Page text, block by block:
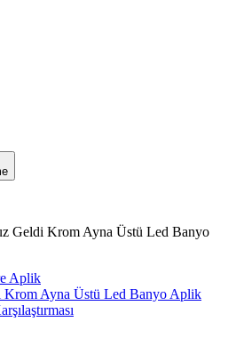
Geldi Krom Ayna Üstü Led Banyo
Aplik
Ayna Üstü Led Banyo Aplik